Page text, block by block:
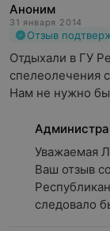
Аноним
31 января 2014
Отзыв
Отдыхали в ГУ
спелеолечения
Нам не нужно
Уважаемая
Ваш отзыв
следовало